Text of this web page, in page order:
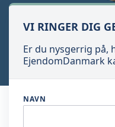
VI RINGER DIG
Er du nysgerrig på,
EjendomDanmark
NAVN